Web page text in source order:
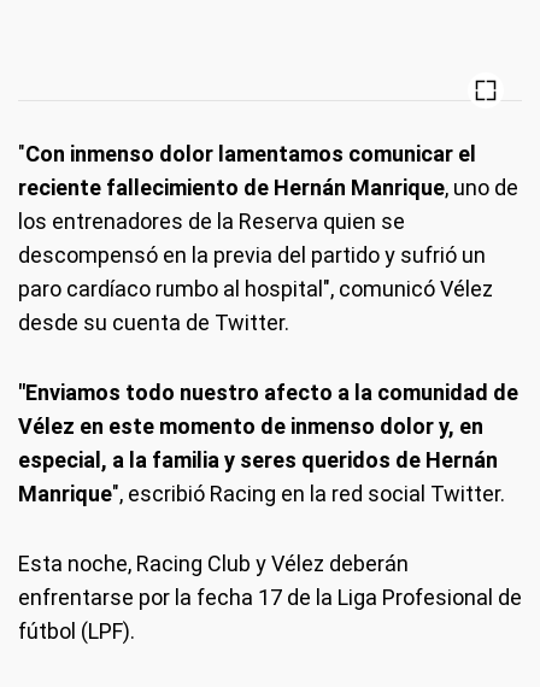
"Con inmenso dolor lamentamos comunicar el
reciente fallecimiento de Hernán Manrique, uno de
los entrenadores de la Reserva quien se
descompensó en la previa del partido y sufrió un
paro cardíaco rumbo al hospital", comunicó Vélez
desde su cuenta de Twitter.
"Enviamos todo nuestro afecto a la comunidad de
Vélez en este momento de inmenso dolor y, en
especial, a la familia y seres queridos de Hernán
Manrique", escribió Racing en la red social Twitter.
Esta noche, Racing Club y Vélez deberán
enfrentarse por la fecha 17 de la Liga Profesional de
fútbol (LPF).